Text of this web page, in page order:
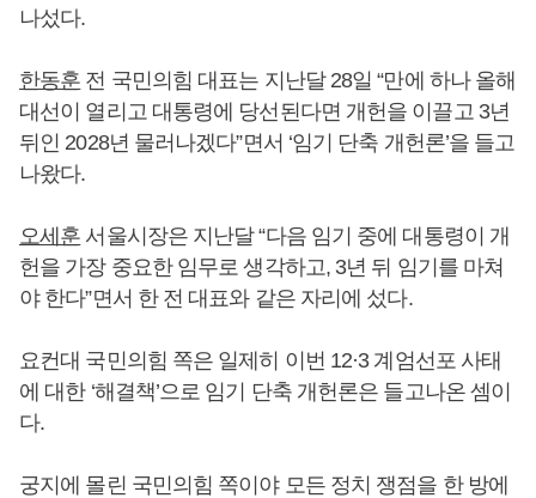
나섰다.
한동훈 전 국민의힘 대표는 지난달 28일 “만에 하나 올해
대선이 열리고 대통령에 당선된다면 개헌을 이끌고 3년
뒤인 2028년 물러나겠다”면서 ‘임기 단축 개헌론’을 들고
나왔다.
오세훈 서울시장은 지난달 “다음 임기 중에 대통령이 개
헌을 가장 중요한 임무로 생각하고, 3년 뒤 임기를 마쳐
야 한다”면서 한 전 대표와 같은 자리에 섰다.
요컨대 국민의힘 쪽은 일제히 이번 12·3 계엄선포 사태
에 대한 ‘해결책’으로 임기 단축 개헌론은 들고나온 셈이
다.
궁지에 몰린 국민의힘 쪽이야 모든 정치 쟁점을 한 방에